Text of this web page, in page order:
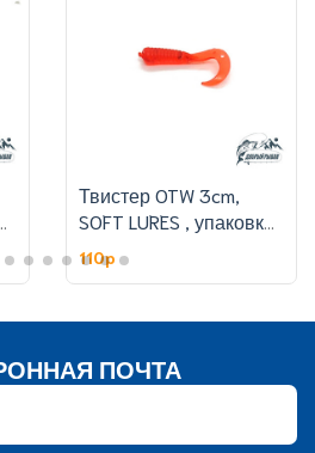
Твистер OTW 3cm,
SOFT LURES , упаковке
50 шт,цвет 301#
110p
ПОЧТА